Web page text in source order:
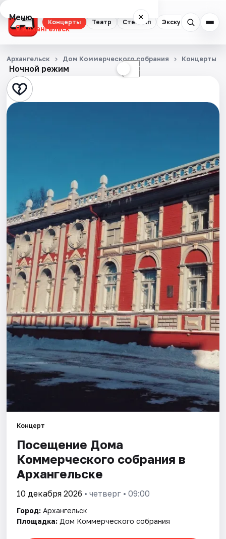
Концерты Театр Стендап Экскурсии
Меню ×
Архангельск
Концерты
Театр
Стендап
Города
Площадки
Артисты
Рейтинги
Ночной режим ☾
Архангельск Дом Коммерческого собрания Концерты
Концерт
Посещение Дома
Коммерческого собрания в
Архангельске
10 декабря 2026 • четверг • 09:00
Город: Архангельск
Площадка: Дом Коммерческого собрания